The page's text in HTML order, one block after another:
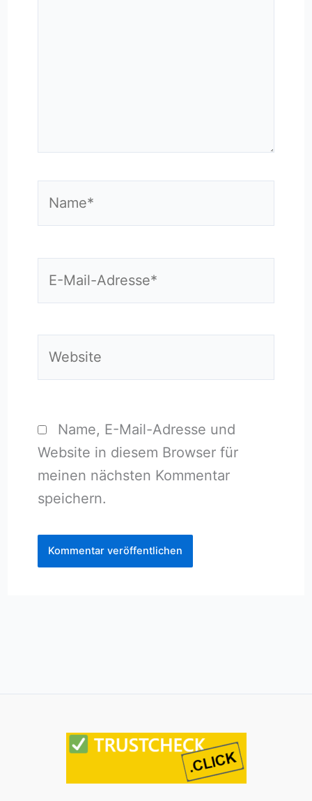
Name, E-Mail-Adresse und
Website in diesem Browser für
meinen nächsten Kommentar
speichern.